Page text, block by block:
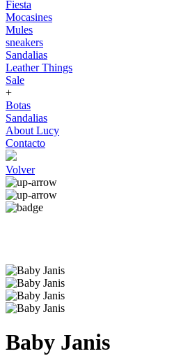
Fiesta
Mocasines
Mules
sneakers
Sandalias
Leather Things
Sale
+
Botas
Sandalias
About Lucy
Contacto
Volver
Baby Janis